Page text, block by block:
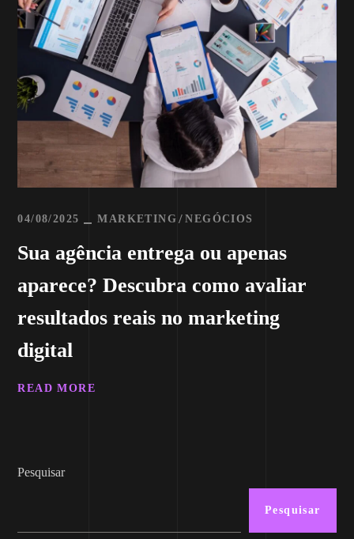
04/08/2025 MARKETING NEGÓCIOS
Sua agência entrega ou apenas
aparece? Descubra como avaliar
resultados reais no marketing
digital
READ MORE
Pesquisar
Pesquisar